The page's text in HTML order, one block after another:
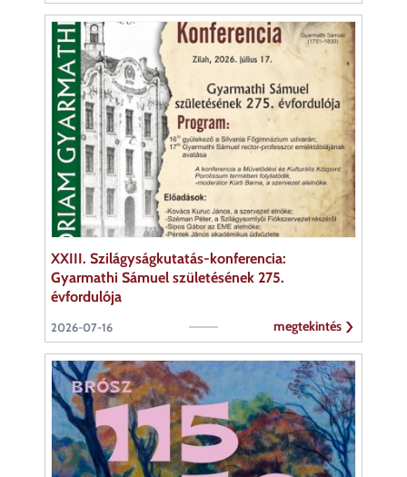
XXIII. Szilágyságkutatás-konferencia:
Gyarmathi Sámuel születésének 275.
évfordulója
2026-07-16 megtekintés